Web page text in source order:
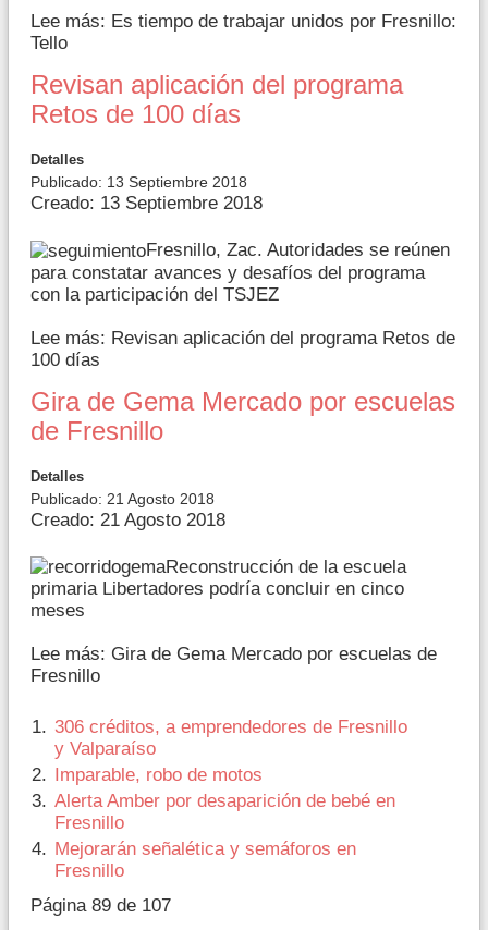
Lee más: Es tiempo de trabajar unidos por Fresnillo:
Tello
Revisan aplicación del programa
Retos de 100 días
Detalles
Publicado: 13 Septiembre 2018
Creado: 13 Septiembre 2018
Fresnillo, Zac. Autoridades se reúnen
para constatar avances y desafíos del programa
con la participación del TSJEZ
Lee más: Revisan aplicación del programa Retos de
100 días
Gira de Gema Mercado por escuelas
de Fresnillo
Detalles
Publicado: 21 Agosto 2018
Creado: 21 Agosto 2018
Reconstrucción de la escuela
primaria Libertadores podría concluir en cinco
meses
Lee más: Gira de Gema Mercado por escuelas de
Fresnillo
306 créditos, a emprendedores de Fresnillo
y Valparaíso
Imparable, robo de motos
Alerta Amber por desaparición de bebé en
Fresnillo
Mejorarán señalética y semáforos en
Fresnillo
Página 89 de 107